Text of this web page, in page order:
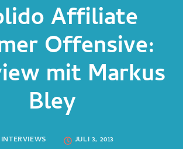
Affiliate
Offensive:
mit Markus
Bley
INTERVIEWS JULI 3, 2013